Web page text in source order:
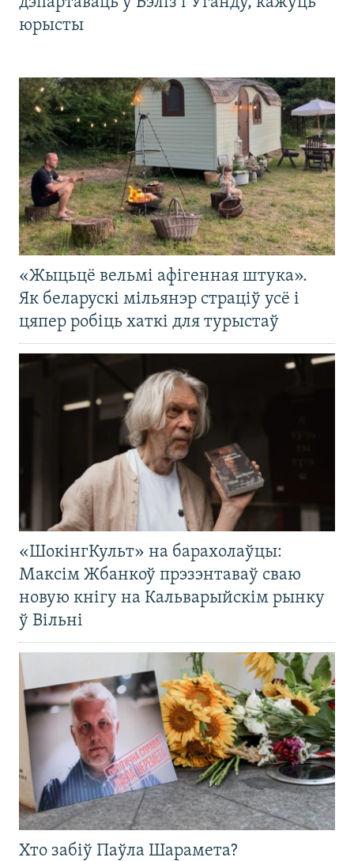
юрысты
«Жыцьцё вельмі афігенная штука».
Як беларускі мільянэр страціў усё і
цяпер робіць хаткі для турыстаў
«ШокінгКульт» на барахолаўцы:
Максім Жбанкоў прэзэнтаваў сваю
новую кнігу на Кальварыйскім рынку
ў Вільні
Хто забіў Паўла Шарамета?